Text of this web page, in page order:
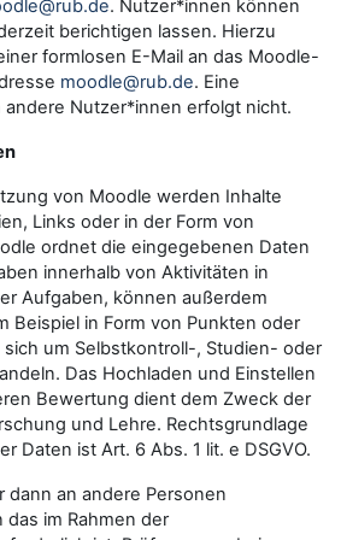
. Nutzer*innen können
berichtigen lassen. Hierzu
formlosen E-Mail an das Moodle-
moodle@rub.de. Eine
andere Nutzer*innen erfolgt nicht.
von Moodle werden Inhalte
Links oder in der Form von
ordnet die eingegebenen Daten
innerhalb von Aktivitäten in
Aufgaben, können außerdem
Beispiel in Form von Punkten oder
um Selbstkontroll-, Studien- oder
Das Hochladen und Einstellen
Bewertung dient dem Zweck der
und Lehre. Rechtsgrundlage
Daten ist Art. 6 Abs. 1 lit. e DSGVO.
an andere Personen
im Rahmen der